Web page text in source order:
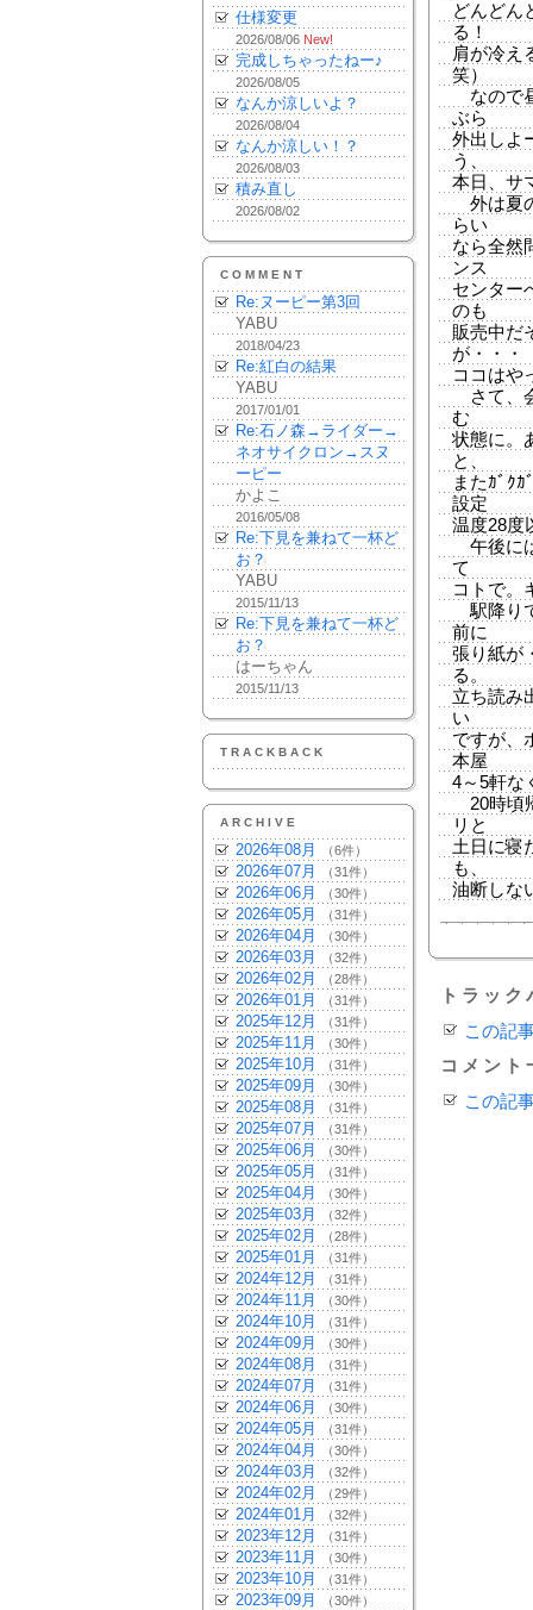
仕様変更
2026/08/06 New!
完成しちゃったねー♪
2026/08/05
なんか涼しいよ？
2026/08/04
なんか涼しい！？
2026/08/03
積み直し
2026/08/02
COMMENT
Re:ヌーピー第3回
YABU
2018/04/23
Re:紅白の結果
YABU
2017/01/01
Re:石ノ森→ライダー→
ネオサイクロン→スヌ
ーピー
かよこ
2016/05/08
Re:下見を兼ねて一杯ど
お？
YABU
2015/11/13
Re:下見を兼ねて一杯ど
お？
はーちゃん
2015/11/13
TRACKBACK
ARCHIVE
2026年08月 （6件）
2026年07月 （31件）
2026年06月 （30件）
2026年05月 （31件）
2026年04月 （30件）
2026年03月 （32件）
2026年02月 （28件）
2026年01月 （31件）
2025年12月 （31件）
2025年11月 （30件）
2025年10月 （31件）
2025年09月 （30件）
2025年08月 （31件）
2025年07月 （31件）
2025年06月 （30件）
2025年05月 （31件）
2025年04月 （30件）
2025年03月 （32件）
2025年02月 （28件）
2025年01月 （31件）
2024年12月 （31件）
2024年11月 （30件）
2024年10月 （31件）
2024年09月 （30件）
2024年08月 （31件）
2024年07月 （31件）
2024年06月 （30件）
2024年05月 （31件）
2024年04月 （30件）
2024年03月 （32件）
2024年02月 （29件）
2024年01月 （32件）
2023年12月 （31件）
2023年11月 （30件）
2023年10月 （31件）
2023年09月 （30件）
どんどん
る！
肩が冷え
笑）
なので
ぶら
外出しよ
う、
本日、サ
外は夏
らい
なら全然
ンス
センター
のも
販売中だ
が・・・
ココはや
さて、
む
状態に。
と、
またｶﾞｸ
設定
温度28度
午後に
て
コトで。
駅降り
前に
張り紙が
る。
立ち読み
い
ですが、
本屋
4～5軒な
20時頃
リと
土日に寝
も、
油断しな
トラッ
この記
コメント
この記